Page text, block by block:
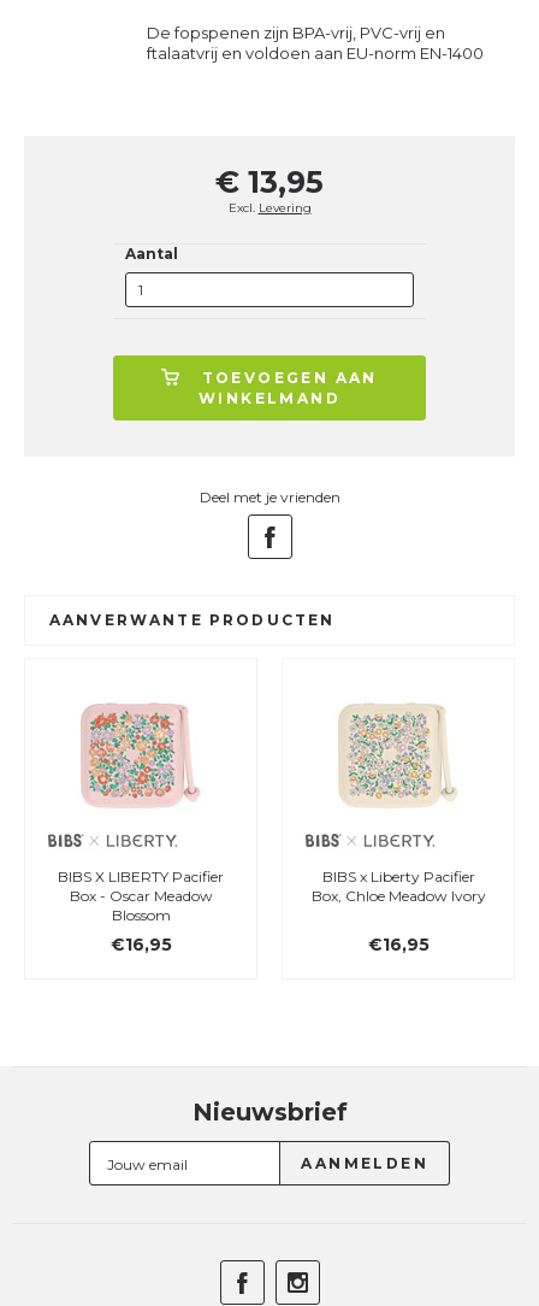
De fopspenen zijn BPA-vrij, PVC-vrij en
ftalaatvrij en voldoen aan EU-norm EN-1400
€ 13,95
Excl. Levering
Aantal
TOEVOEGEN AAN
WINKELMAND
Deel met je vrienden
AANVERWANTE PRODUCTEN
BIBS X LIBERTY Pacifier
Box - Oscar Meadow
Blossom
€16,95
BIBS x Liberty Pacifier
Box, Chloe Meadow Ivory
€16,95
Nieuwsbrief